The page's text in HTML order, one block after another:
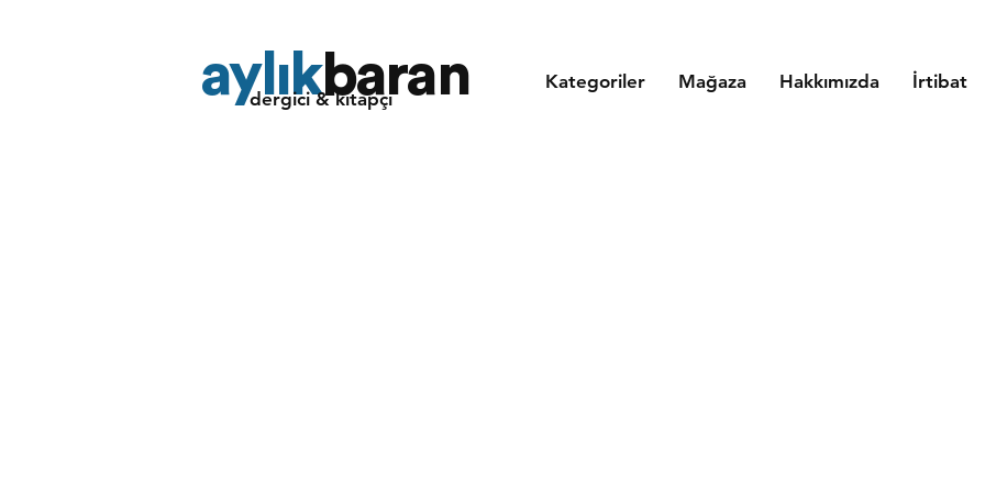
aylıkbaran
dergici & kitapçı
Kategoriler Mağaza Hakkımızda İrtibat